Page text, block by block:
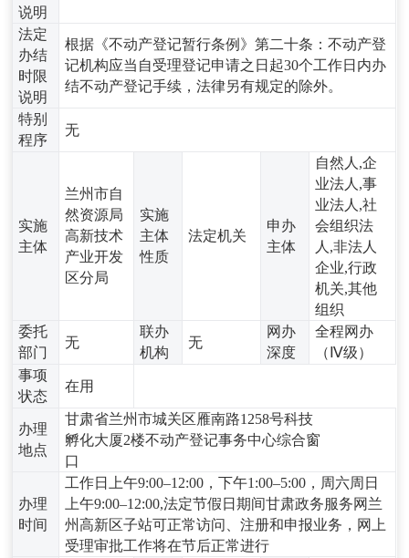
说明
法定
办结
时限
说明
根据《不动产登记暂行条例》第二十条：不动产登
记机构应当自受理登记申请之日起30个工作日内办
结不动产登记手续，法律另有规定的除外。
特别
程序
无
实施
主体
兰州市自
然资源局
高新技术
产业开发
区分局
实施
主体
性质
法定机关
申办
主体
自然人,企
业法人,事
业法人,社
会组织法
人,非法人
企业,行政
机关,其他
组织
委托
部门
无
联办
机构
无
网办
深度
全程网办
（Ⅳ级）
事项
状态
在用
办理
地点
甘肃省兰州市城关区雁南路1258号科技
孵化大厦2楼不动产登记事务中心综合窗
口
办理
时间
工作日上午9:00–12:00，下午1:00–5:00，周六周日
上午9:00–12:00,法定节假日期间甘肃政务服务网兰
州高新区子站可正常访问、注册和申报业务，网上
受理审批工作将在节后正常进行